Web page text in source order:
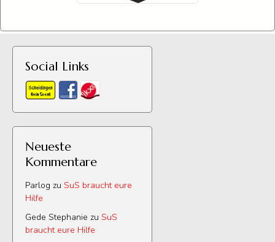
Social Links
Neueste
Kommentare
Parlog zu SuS braucht eure
Hilfe
Gede Stephanie zu SuS
braucht eure Hilfe